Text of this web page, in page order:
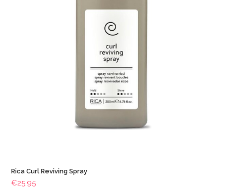
Rica Curl Reviving Spray
€25.95